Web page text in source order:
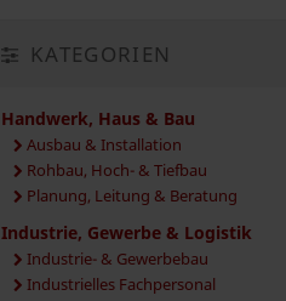
KATEGORIEN
Handwerk, Haus & Bau
Ausbau & Installation
Rohbau, Hoch- & Tiefbau
Planung, Leitung & Beratung
Industrie, Gewerbe & Logistik
Industrie- & Gewerbebau
Industrielles Fachpersonal